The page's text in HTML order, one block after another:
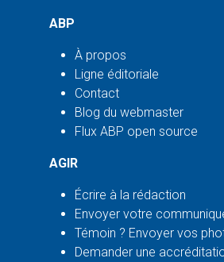
ABP
À propos
Ligne éditoriale
Contact
Blog du webmaster
Flux ABP open source
AGIR
Écrire à la rédaction
Envoyer votre
Témoin ? Envoyer vos
Demander une